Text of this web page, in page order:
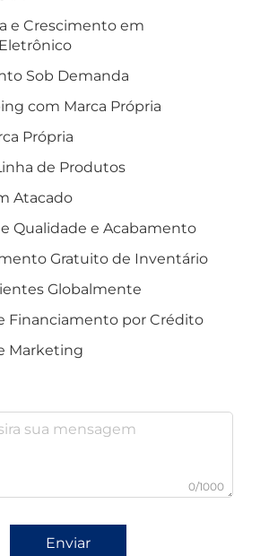
e Crescimento em
Sob Demanda
com Marca Própria
Própria
de Produtos
Atacado
Qualidade e Acabamento
Gratuito de Inventário
Globalmente
Financiamento por Crédito
Marketing
0/1000
Enviar